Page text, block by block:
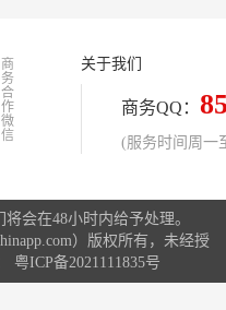
商
务
合
作
微
信
关于我们
商务QQ：
(服务时间周一
会在48小时内给予处理。
）版权所有，未经授
粤ICP备2021111835号